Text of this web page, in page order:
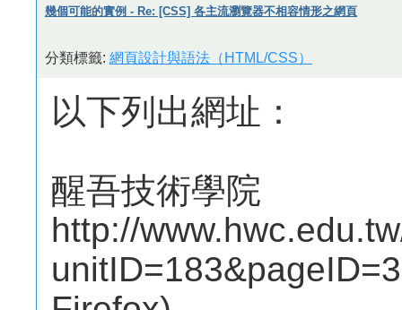
幾個可能的實例 - Re: [CSS] 各主流瀏覽器不相容情形之網頁
分類標籤: 網頁設計與語法（HTML/CSS）
以下列出網址：
醒吾技術學院
http://